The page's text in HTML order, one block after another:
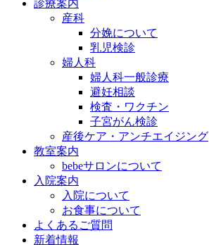
診療案内
産科
分娩について
乳児検診
婦人科
婦人科一般診療
避妊相談
検査・ワクチン
子宮がん検診
産後ケア・アンチエイジング
教室案内
bebeサロンについて
入院案内
入院について
お食事について
よくあるご質問
新着情報